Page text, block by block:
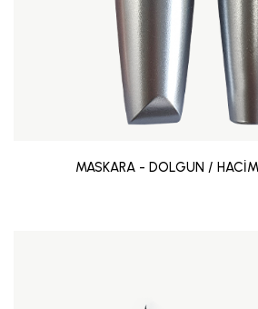
MASKARA - DOLGUN /